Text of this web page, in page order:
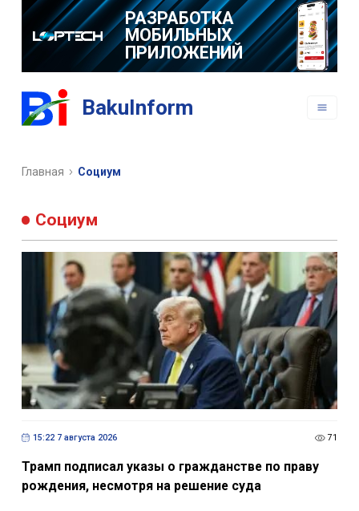
РАЗРАБОТКА
МОБИЛЬНЫХ
ПРИЛОЖЕНИЙ
BakuInform
Главная Социум
Социум
15:22 7 августа 2026 71
Трамп подписал указы о гражданстве по праву
рождения, несмотря на решение суда